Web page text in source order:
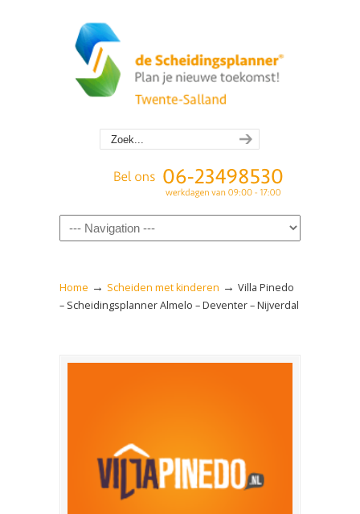
Navigation
Home → Scheiden met kinderen → Villa Pinedo
– Scheidingsplanner Almelo – Deventer – Nijverdal